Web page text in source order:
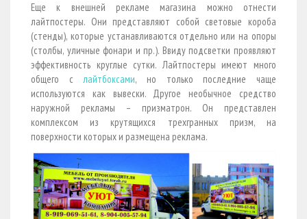
Еще к внешней рекламе магазина можно отнести
лайтпостеры. Они представляют собой световые короба
(стенды), которые устанавливаются отдельно или на опоры
(столбы, уличные фонари и пр.). Ввиду подсветки проявляют
эффективность круглые сутки. Лайтпостеры имеют много
общего слайтбоксами, но только последние чаще
используются как вывески. Другое необычное средство
наружной рекламы – призматрон. Он представлен
комплексом из крутящихся трехгранных призм, на
поверхности которых и размещена реклама.